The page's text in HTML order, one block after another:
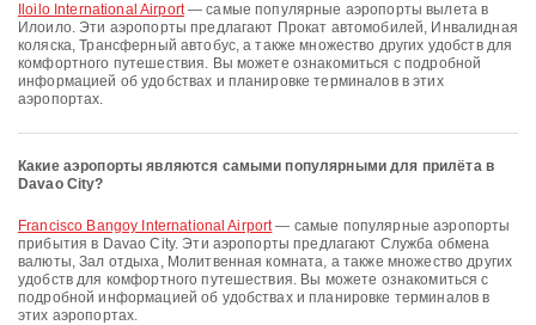
Iloilo International Airport— самые популярные аэропорты вылета в
Илоило. Эти аэропорты предлагают Прокат автомобилей, Инвалидная
коляска, Трансферный автобус, а также множество других удобств для
комфортного путешествия. Вы можете ознакомиться с подробной
информацией об удобствах и планировке терминалов в этих
аэропортах.
Какие аэропорты являются самыми популярными для прилёта в
Davao City?
Francisco Bangoy International Airport— самые популярные аэропорты
прибытия в Davao City. Эти аэропорты предлагают Служба обмена
валюты, Зал отдыха, Молитвенная комната, а также множество других
удобств для комфортного путешествия. Вы можете ознакомиться с
подробной информацией об удобствах и планировке терминалов в
этих аэропортах.